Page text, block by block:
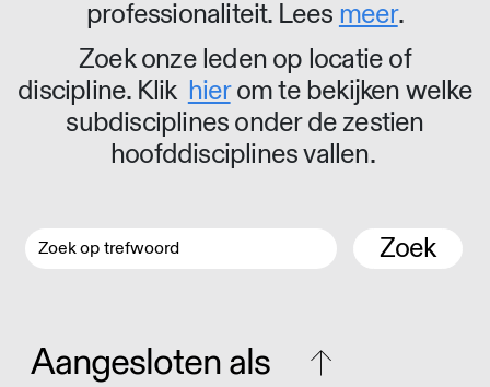
professionaliteit. Lees meer.
Zoek onze leden op locatie of
discipline. Klik hierom te bekijken welke
subdisciplines onder de zestien
hoofddisciplines vallen.
Zoek
Aangesloten als